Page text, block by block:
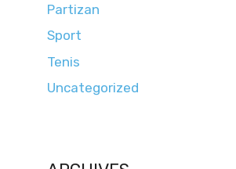
Partizan
Sport
Tenis
Uncategorized